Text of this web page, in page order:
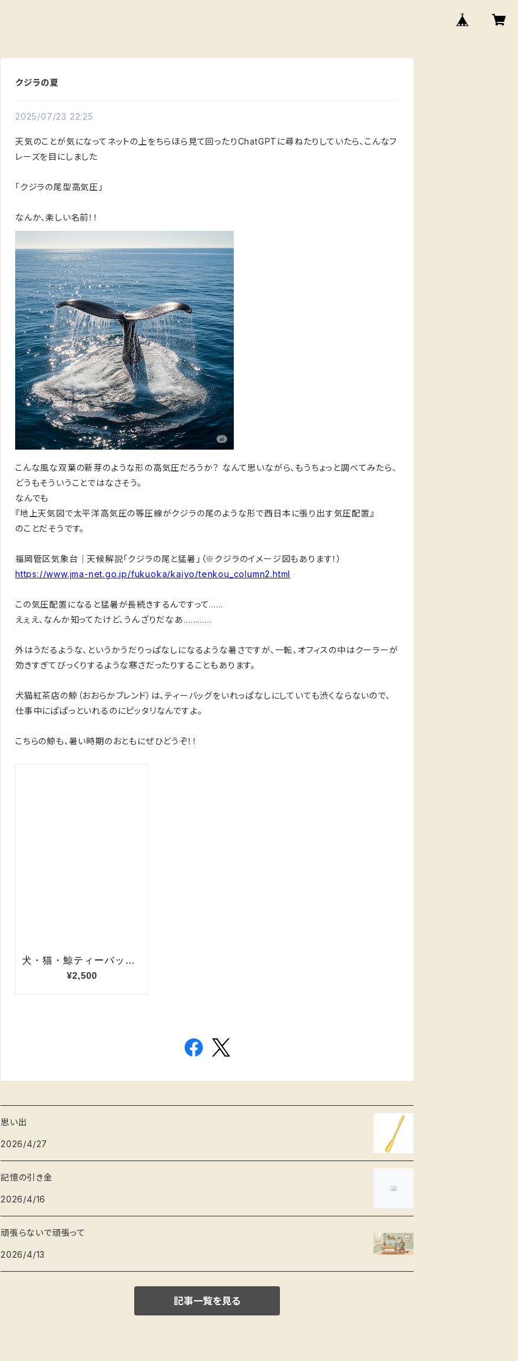
クジラの夏
2025/07/23 22:25
天気のことが気になってネットの上をちらほら見て回ったりChatGPTに尋ねたりしていたら、こんなフ
レーズを目にしました
「クジラの尾型高気圧」
なんか、楽しい名前！！
こんな風な双葉の新芽のような形の高気圧だろうか？ なんて思いながら、もうちょっと調べてみたら、
どうもそういうことではなさそう。
なんでも
『地上天気図で太平洋高気圧の等圧線がクジラの尾のような形で西日本に張り出す気圧配置』
のことだそうです。
福岡管区気象台｜天候解説「クジラの尾と猛暑」（※クジラのイメージ図もあります！）
https://www.jma-net.go.jp/fukuoka/kaiyo/tenkou_column2.html
この気圧配置になると猛暑が長続きするんですって……
えぇえ、なんか知ってたけど、うんざりだなあ…………
外はうだるような、というかうだりっぱなしになるような暑さですが、一転、オフィスの中はクーラーが
効きすぎてびっくりするような寒さだったりすることもあります。
犬猫紅茶店の鯨（おおらかブレンド）は、ティーバッグをいれっぱなしにしていても渋くならないので、
仕事中にぱぱっといれるのにピッタリなんですよ。
こちらの鯨も、暑い時期のおともにぜひどうぞ！！
思い出
2026/4/27
記憶の引き金
2026/4/16
頑張らないで頑張って
2026/4/13
記事一覧を見る